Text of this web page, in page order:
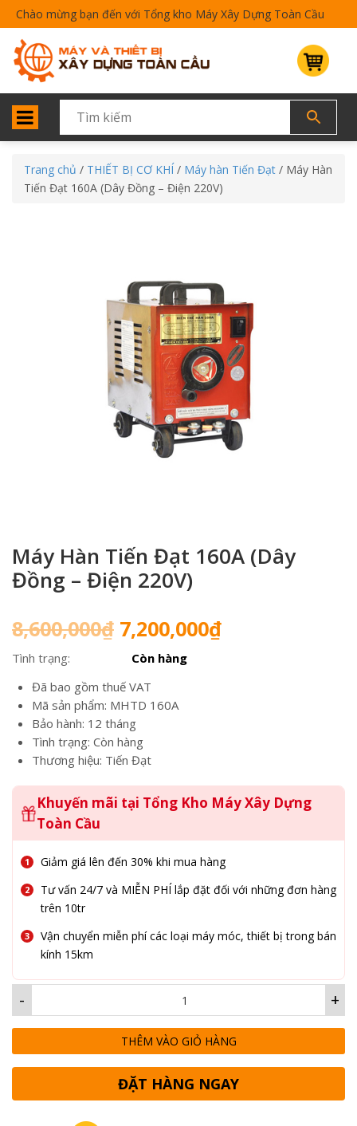
Chào mừng bạn đến với Tổng kho Máy Xây Dựng Toàn Cầu
Trang chủ / THIẾT BỊ CƠ KHÍ / Máy hàn Tiến Đạt / Máy Hàn
Tiến Đạt 160A (Dây Đồng – Điện 220V)
Máy Hàn Tiến Đạt 160A (Dây
Đồng – Điện 220V)
8,600,000₫ Giá
gốc
là:
8,600,000₫.
7,200,000₫Giá
Tình trạng:
Còn hàng
Đã bao gồm thuế VAT
Mã sản phẩm: MHTD 160A
Bảo hành: 12 tháng
Tình trạng: Còn hàng
Thương hiệu: Tiến Đạt
Khuyến mãi tại Tổng Kho Máy Xây Dựng
Toàn Cầu
Giảm giá lên đến 30% khi mua hàng
Tư vấn 24/7 và MIỄN PHÍ lắp đặt đối với những đơn hàng
trên 10tr
Vận chuyển miễn phí các loại máy móc, thiết bị trong bán
kính 15km
+
-
THÊM VÀO GIỎ HÀNG
ĐẶT HÀNG NGAY